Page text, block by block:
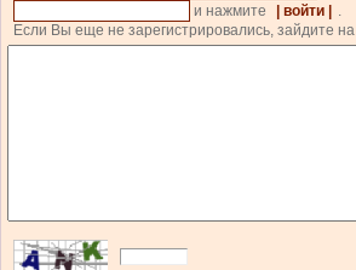
и нажмите
| войти |
.
Если Вы еще не зарегистрировались, зайдите на